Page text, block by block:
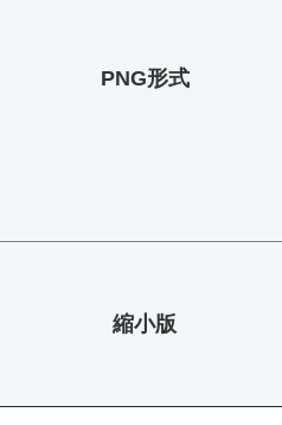
PNG形式
縮小版